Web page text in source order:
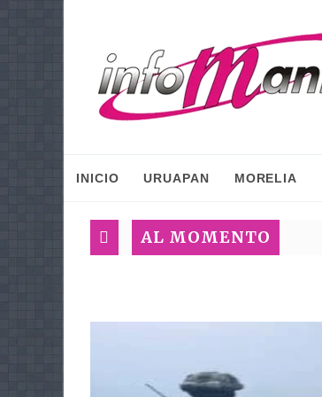
INICIO URUAPAN MORELIA
AL MOMENTO